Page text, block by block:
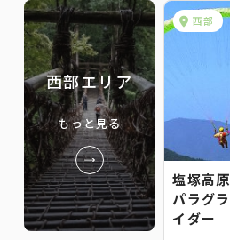
西部エリア
もっと見る
西部
塩塚高原
パラグラ
イダー